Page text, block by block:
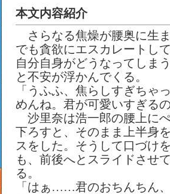
本文内容紹介
さらなる焦燥が腰奥に生
でも貪欲にエスカレートし
自分自身がどうなってしま
と不安が浮かんでくる。
「うふふ、焦らしすぎちゃ
めんね。君が可愛いすぎる
沙里奈は浩一郎の腰上に
下ろすと、そのまま上半身
スをした。そうして口づけ
も、前後へとスライドさせ
る。
「はぁ……君のおちんちん